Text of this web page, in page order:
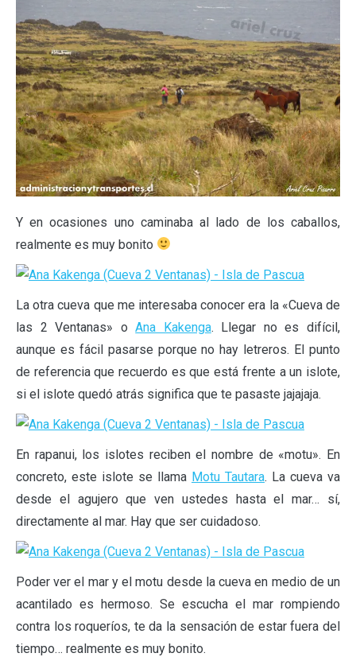
Y en ocasiones uno caminaba al lado de los caballos,
realmente es muy bonito
La otra cueva que me interesaba conocer era la «Cueva de
las 2 Ventanas» oAna Kakenga. Llegar no es difícil,
aunque es fácil pasarse porque no hay letreros. El punto
de referencia que recuerdo es que está frente a un islote,
si el islote quedó atrás significa que te pasaste jajajaja.
En rapanui, los islotes reciben el nombre de «motu». En
concreto, este islote se llama Motu Tautara. La cueva va
desde el agujero que ven ustedes hasta el mar… sí,
directamente al mar. Hay que ser cuidadoso.
Poder ver el mar y el motu desde la cueva en medio de un
acantilado es hermoso. Se escucha el mar rompiendo
contra los roqueríos, te da la sensación de estar fuera del
tiempo… realmente es muy bonito.